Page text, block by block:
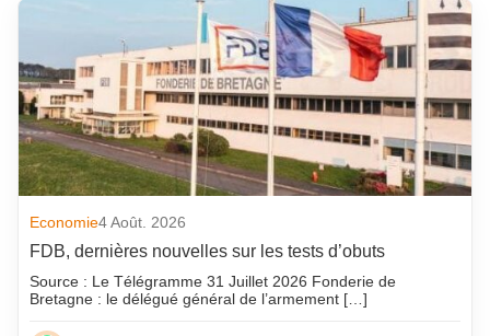
Economie4 Août. 2026
FDB, dernières nouvelles sur les tests d’obuts
Source : Le Télégramme 31 Juillet 2026 Fonderie de
Bretagne : le délégué général de l’armement […]